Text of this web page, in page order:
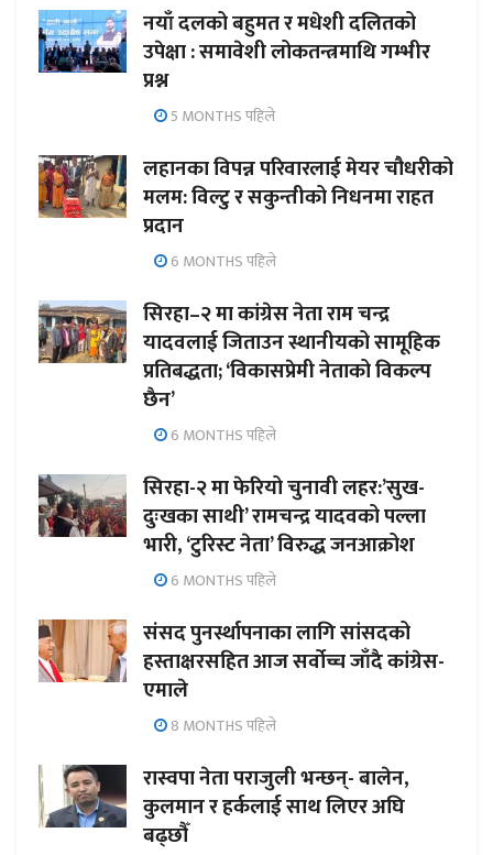
नयाँ दलको बहुमत र मधेशी दलितको
उपेक्षा : समावेशी लोकतन्त्रमाथि गम्भीर
प्रश्न
5 MONTHS पहिले
लहानका विपन्न परिवारलाई मेयर चौधरीको
मलम: विल्टु र सकुन्तीको निधनमा राहत
प्रदान
6 MONTHS पहिले
सिरहा–२ मा कांग्रेस नेता राम चन्द्र
यादवलाई जिताउन स्थानीयको सामूहिक
प्रतिबद्धता; ‘विकासप्रेमी नेताको विकल्प
छैन’
6 MONTHS पहिले
सिरहा-२ मा फेरियो चुनावी लहर:’सुख-
दुःखका साथी’ रामचन्द्र यादवको पल्ला
भारी, ‘टुरिस्ट नेता’ विरुद्ध जनआक्रोश
6 MONTHS पहिले
संसद पुनर्स्थापनाका लागि सांसदको
हस्ताक्षरसहित आज सर्वोच्च जाँदै कांग्रेस-
एमाले
8 MONTHS पहिले
रास्वपा नेता पराजुली भन्छन्- बालेन,
कुलमान र हर्कलाई साथ लिएर अघि
बढ्छौँ